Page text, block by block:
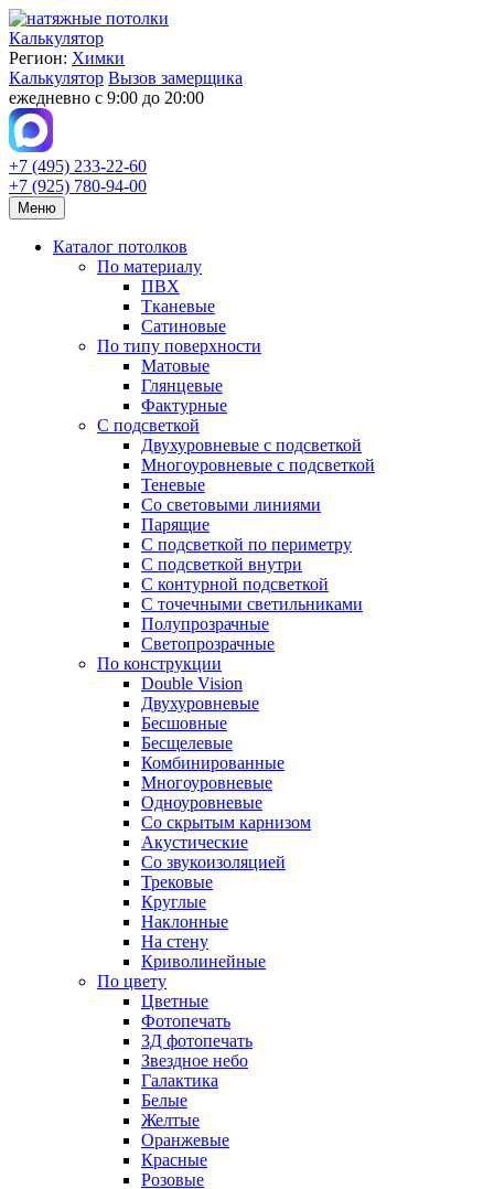
Калькулятор
Регион: Химки
Калькулятор Вызов замерщика
ежедневно с 9:00 до 20:00
+7 (495) 233-22-60
+7 (925) 780-94-00
Меню
Каталог потолков
По материалу
ПВХ
Тканевые
Сатиновые
По типу поверхности
Матовые
Глянцевые
Фактурные
С подсветкой
Двухуровневые с подсветкой
Многоуровневые с подсветкой
Теневые
Со световыми линиями
Парящие
С подсветкой по периметру
С подсветкой внутри
С контурной подсветкой
С точечными светильниками
Полупрозрачные
Светопрозрачные
По конструкции
Double Vision
Двухуровневые
Бесшовные
Бесщелевые
Комбинированные
Многоуровневые
Одноуровневые
Со скрытым карнизом
Акустические
Со звукоизоляцией
Трековые
Круглые
Наклонные
На стену
Криволинейные
По цвету
Цветные
Фотопечать
3Д фотопечать
Звездное небо
Галактика
Белые
Желтые
Оранжевые
Красные
Розовые